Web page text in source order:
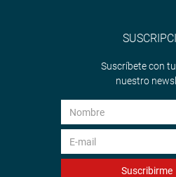
Suscríbete con
nuestro
Suscribirme